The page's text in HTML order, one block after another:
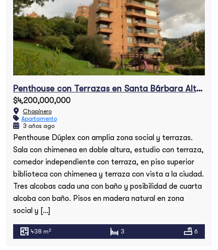
Penthouse con Terrazas en Santa Bárbara Alta en venta
$4,200,000,000
Chapinero
Apartamento
3 años ago
Penthouse Dúplex con amplia zona social y terrazas.
Sala con chimenea en doble altura, estudio con terraza,
comedor independiente con terraza, en piso superior
biblioteca con chimenea y terraza con vista a la ciudad.
Tres alcobas cada una con baño y posibilidad de cuarta
alcoba con baño. Pisos en madera natural en zona
social y […]
438 m2 3 6